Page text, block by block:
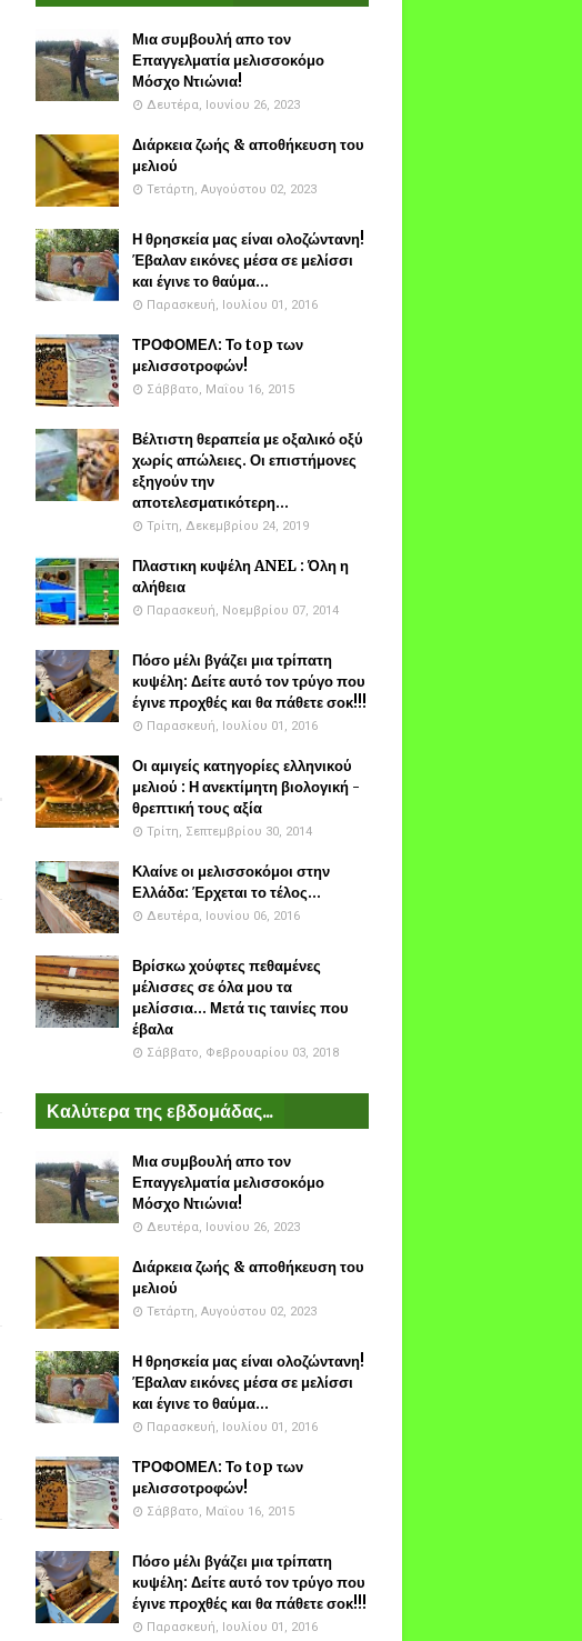
Μια συμβουλή απο τον
Επαγγελματία μελισσοκόμο
Μόσχο Ντιώνια!
Δευτέρα, Ιουνίου 26, 2023
Διάρκεια ζωής & αποθήκευση του
μελιού
Τετάρτη, Αυγούστου 02, 2023
Η θρησκεία μας είναι ολοζώντανη!
Έβαλαν εικόνες μέσα σε μελίσσι
και έγινε το θαύμα...
Παρασκευή, Ιουλίου 01, 2016
ΤΡΟΦΟΜΕΛ: Το top των
μελισσοτροφών!
Σάββατο, Μαΐου 16, 2015
Βέλτιστη θεραπεία με οξαλικό οξύ
χωρίς απώλειες. Οι επιστήμονες
εξηγούν την
αποτελεσματικότερη...
Τρίτη, Δεκεμβρίου 24, 2019
Πλαστικη κυψέλη ANEL : Όλη η
αλήθεια
Παρασκευή, Νοεμβρίου 07, 2014
Πόσο μέλι βγάζει μια τρίπατη
κυψέλη: Δείτε αυτό τον τρύγο που
έγινε προχθές και θα πάθετε σοκ!!!
Παρασκευή, Ιουλίου 01, 2016
Οι αμιγείς κατηγορίες ελληνικού
μελιού : Η ανεκτίμητη βιολογική -
θρεπτική τους αξία
Τρίτη, Σεπτεμβρίου 30, 2014
Κλαίνε οι μελισσοκόμοι στην
Ελλάδα: Έρχεται το τέλος...
Δευτέρα, Ιουνίου 06, 2016
Βρίσκω χούφτες πεθαμένες
μέλισσες σε όλα μου τα
μελίσσια... Μετά τις ταινίες που
έβαλα
Σάββατο, Φεβρουαρίου 03, 2018
Καλύτερα της εβδομάδας...
Μια συμβουλή απο τον
Επαγγελματία μελισσοκόμο
Μόσχο Ντιώνια!
Δευτέρα, Ιουνίου 26, 2023
Διάρκεια ζωής & αποθήκευση του
μελιού
Τετάρτη, Αυγούστου 02, 2023
Η θρησκεία μας είναι ολοζώντανη!
Έβαλαν εικόνες μέσα σε μελίσσι
και έγινε το θαύμα...
Παρασκευή, Ιουλίου 01, 2016
ΤΡΟΦΟΜΕΛ: Το top των
μελισσοτροφών!
Σάββατο, Μαΐου 16, 2015
Πόσο μέλι βγάζει μια τρίπατη
κυψέλη: Δείτε αυτό τον τρύγο που
έγινε προχθές και θα πάθετε σοκ!!!
Παρασκευή, Ιουλίου 01, 2016